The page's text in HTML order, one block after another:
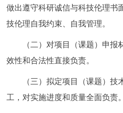
做出遵守科研诚信与科技伦理书
技伦理自我约束、自我管理。
（二）对项目（课题）申报
效性和合法性直接负责。
（三）拟定项目（课题）技
工，对实施进度和质量全面负责。